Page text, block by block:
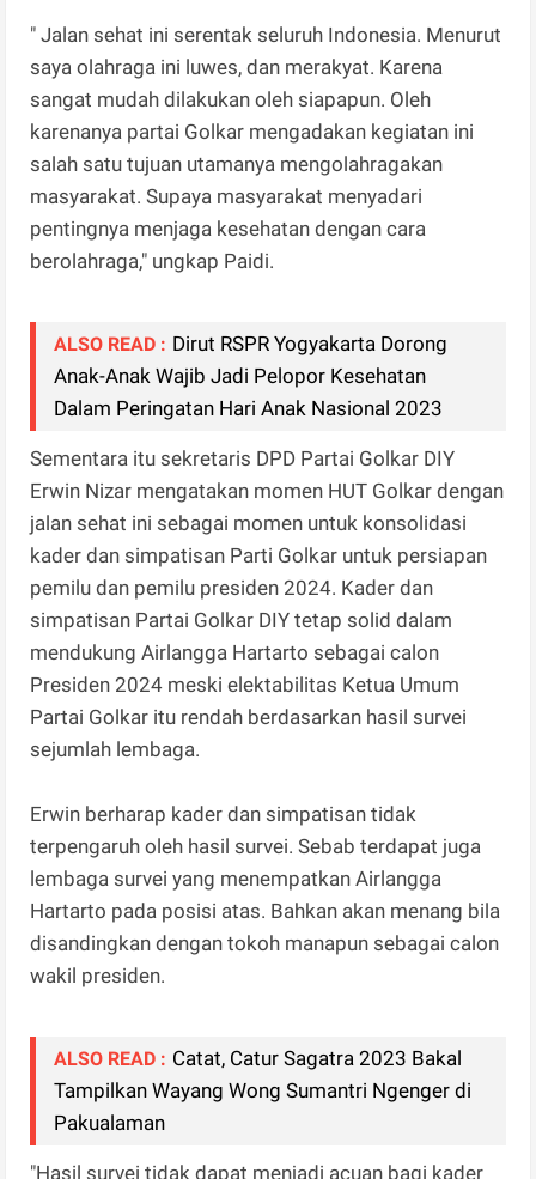
" Jalan sehat ini serentak seluruh Indonesia. Menurut
saya olahraga ini luwes, dan merakyat. Karena
sangat mudah dilakukan oleh siapapun. Oleh
karenanya partai Golkar mengadakan kegiatan ini
salah satu tujuan utamanya mengolahragakan
masyarakat. Supaya masyarakat menyadari
pentingnya menjaga kesehatan dengan cara
berolahraga," ungkap Paidi.
ALSO READ : Dirut RSPR Yogyakarta Dorong
Anak-Anak Wajib Jadi Pelopor Kesehatan
Dalam Peringatan Hari Anak Nasional 2023
Sementara itu sekretaris DPD Partai Golkar DIY
Erwin Nizar mengatakan momen HUT Golkar dengan
jalan sehat ini sebagai momen untuk konsolidasi
kader dan simpatisan Parti Golkar untuk persiapan
pemilu dan pemilu presiden 2024. Kader dan
simpatisan Partai Golkar DIY tetap solid dalam
mendukung Airlangga Hartarto sebagai calon
Presiden 2024 meski elektabilitas Ketua Umum
Partai Golkar itu rendah berdasarkan hasil survei
sejumlah lembaga.
Erwin berharap kader dan simpatisan tidak
terpengaruh oleh hasil survei. Sebab terdapat juga
lembaga survei yang menempatkan Airlangga
Hartarto pada posisi atas. Bahkan akan menang bila
disandingkan dengan tokoh manapun sebagai calon
wakil presiden.
ALSO READ : Catat, Catur Sagatra 2023 Bakal
Tampilkan Wayang Wong Sumantri Ngenger di
Pakualaman
"Hasil survei tidak dapat menjadi acuan bagi kader